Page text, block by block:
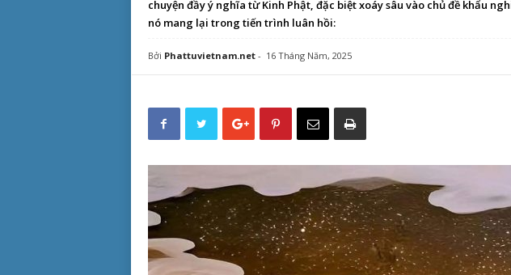
chuyện đầy ý nghĩa từ Kinh Phật, đặc biệt xoáy sâu vào chủ đề khẩu
nó mang lại trong tiến trình luân hồi:
Bởi Phattuvietnam.net- 16 Tháng Năm, 2025